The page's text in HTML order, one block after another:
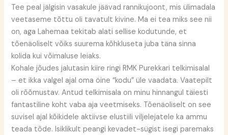
Tee peal jälgisin vasakule jäävad rannikujoont, mis ülimadala
veetaseme tõttu oli tavatult kivine. Ma ei tea miks see nii
on, aga Lahemaa tekitab alati sellise kodutunde, et
tõenäoliselt võiks suurema kõhkluseta juba täna sinna
kolida kui võimaluse leiaks.
Kohale jõudes jalutasin kiire ringi RMK Purekkari telkimisalal
– et ikka valgel ajal oma öine “kodu” üle vaadata. Vaatepilt
oli rõõmustav. Antud telkimisala on minu hinnangul täiesti
fantastiline koht vaba aja veetmiseks. Tõenäoliselt on see
suvisel ajal kõikidele aktiivse elustiili viljelejatele ka ammu
teada tõde. Isiklikult peangi kevadet-sügist isegi paremaks